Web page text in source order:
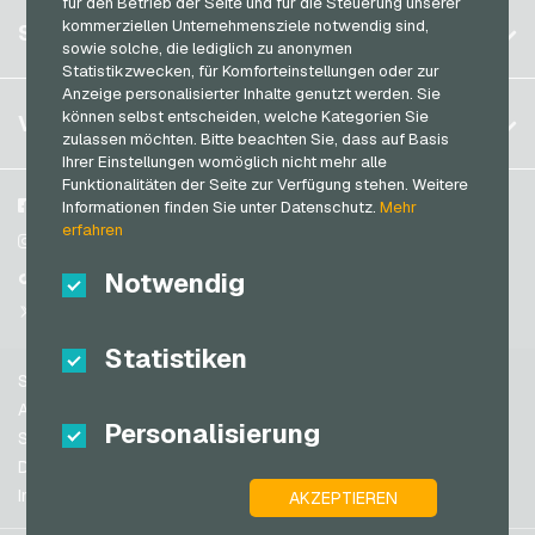
kommerziellen Unternehmensziele notwendig sind,
sowie solche, die lediglich zu anonymen
Statistikzwecken, für Komforteinstellungen oder zur
Anzeige personalisierter Inhalte genutzt werden. Sie
können selbst entscheiden, welche Kategorien Sie
zulassen möchten. Bitte beachten Sie, dass auf Basis
Ihrer Einstellungen womöglich nicht mehr alle
Funktionalitäten der Seite zur Verfügung stehen. Weitere
Informationen finden Sie unter Datenschutz.Mehr
erfahren
Notwendig
Statistiken
Personalisierung
AKZEPTIEREN
Spotify Premium Geschenkkarten
Thalia Geschenkkarten
TikTok Geschenkkarten
toom Geschenkkarten
Wolt Geschenkkarten
World of Sweets Geschenkkarten
Wunschgutschein Geschenkkarten
Zalando Geschenkkarten
Deutschland (DE)
Deutschland (EN)
Frankreich
Italien
Niederlande
Österreich
Portugal
Schweiz (DE)
Schweiz (IT)
USA (EN)
Registrieren
Anmelden
Mein Warenkorb
SERVICE
FAQ
Zahlungsmethoden
&Widerrufsrecht
Datenschutzrichtlinien
VGO-SHOP
Über uns
Blog
Partner
Facebook
Instagram
TikTok
Support
AGB
Sicherheit & Verifikation
Datenschutzrichtlinien
Impressum